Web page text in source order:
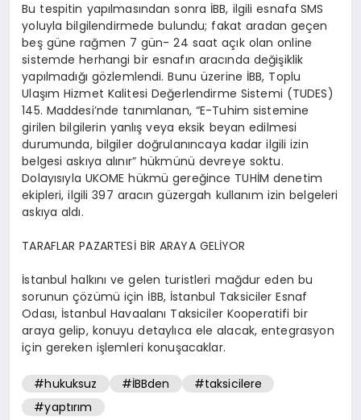
Bu tespitin yapılmasından sonra İBB, ilgili esnafa SMS
yoluyla bilgilendirmede bulundu; fakat aradan geçen
beş güne rağmen 7 gün- 24 saat açık olan online
sistemde herhangi bir esnafın aracında değişiklik
yapılmadığı gözlemlendi. Bunu üzerine İBB, Toplu
Ulaşım Hizmet Kalitesi Değerlendirme Sistemi (TUDES)
145. Maddesi’nde tanımlanan, “E-Tuhim sistemine
girilen bilgilerin yanlış veya eksik beyan edilmesi
durumunda, bilgiler doğrulanıncaya kadar ilgili izin
belgesi askıya alınır” hükmünü devreye soktu.
Dolayısıyla UKOME hükmü gereğince TUHİM denetim
ekipleri, ilgili 397 aracın güzergah kullanım izin belgeleri
askıya aldı.
TARAFLAR PAZARTESİ BİR ARAYA GELİYOR
İstanbul halkını ve gelen turistleri mağdur eden bu
sorunun çözümü için İBB, İstanbul Taksiciler Esnaf
Odası, İstanbul Havaalanı Taksiciler Kooperatifi bir
araya gelip, konuyu detaylıca ele alacak, entegrasyon
için gereken işlemleri konuşacaklar.
#hukuksuz #İBBden
#taksicilere
#yaptırım